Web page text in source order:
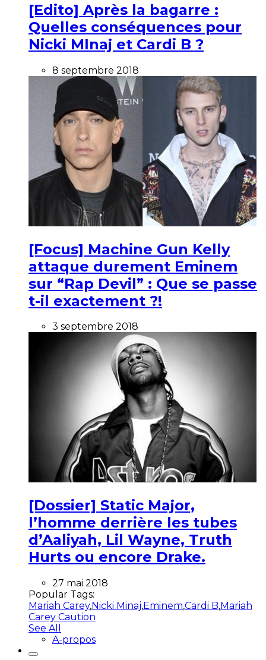
[Edito] Après la bagarre :
Quelles conséquences pour
Nicki MInaj et Cardi B ?
8 septembre 2018
[Focus] Machine Gun Kelly
attaque durement Eminem
sur “Rap Devil” : Que se passe
t-il exactement ?!
3 septembre 2018
[Dossier] Static Major,
l’homme derrière les tubes
d’Aaliyah, Lil Wayne, Truth
Hurts ou encore Drake.
27 mai 2018
Popular Tags:
Mariah Carey,Nicki Minaj,Eminem,Cardi B,Mariah
Carey Caution
See All
A-propos